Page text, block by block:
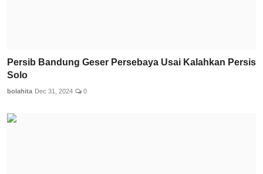
Persib Bandung Geser Persebaya Usai Kalahkan Persis
Solo
bolahita Dec 31, 2024 0